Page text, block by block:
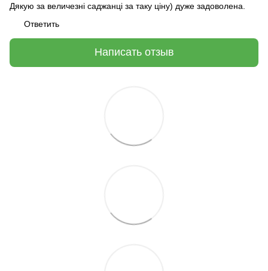
Дякую за величезні саджанці за таку ціну) дуже задоволена.
Ответить
Написать отзыв